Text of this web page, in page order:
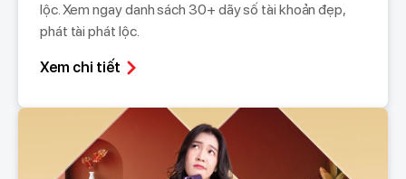
lộc. Xem ngay danh sách 30+ dãy số tài khoản đẹp,
phát tài phát lộc.
Xem chi tiết